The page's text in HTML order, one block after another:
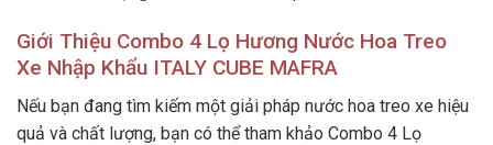
Giới Thiệu Combo 4 Lọ Hương Nước Hoa Treo
Xe Nhập Khẩu ITALY CUBE MAFRA
Nếu bạn đang tìm kiếm một giải pháp nước hoa treo xe hiệu
quả và chất lượng, bạn có thể tham khảo Combo 4 Lọ